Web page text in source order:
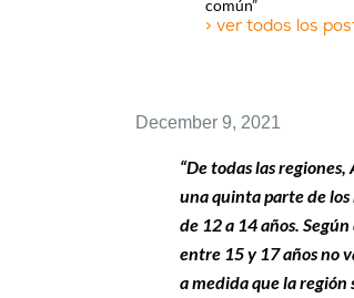
común”
> ver todos los
December 9, 2021
“De todas las
una quinta parte de los
de 12 a 14 años.
entre 15 y 17 años no
a medida que la